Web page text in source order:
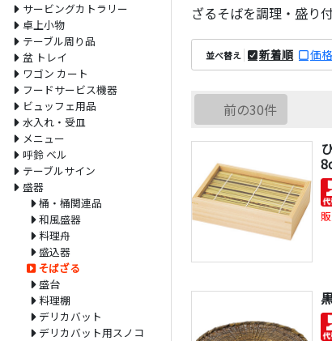
ざるそばを調理・盛り
並べ替え 新着順 価
前の30件
サービングカトラリー
卓上小物
テーブル周り品
盆 トレイ
ワゴン カート
フードサービス機器
ビュッフェ用品
水入れ・受皿
メニュー
呼鈴 ベル
テーブルサイン
盛器
桶・桶関連品
和風盛器
料理舟
盛込器
そばざる
盛台
料理棚
デリカバット
デリカバット用スノコ